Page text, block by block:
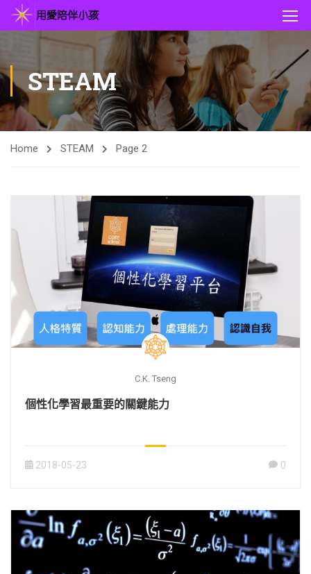
STEAM
Home STEAM Page 2
C.K. Tseng
個性化學習最重要的關鍵能力
2018-05-23 0